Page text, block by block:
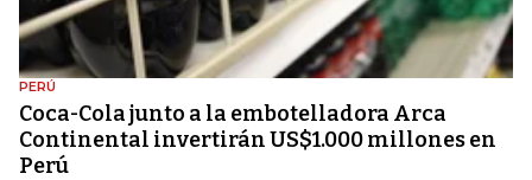
PERÚ
Coca-Cola junto a la embotelladora Arca
Continental invertirán US$1.000 millones en
Perú